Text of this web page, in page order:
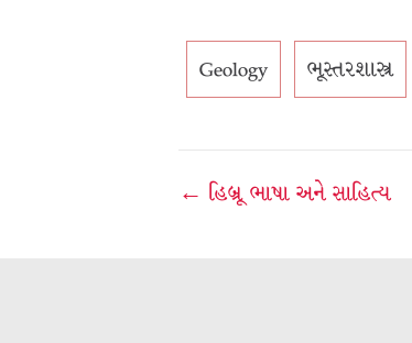
Geology ભૂસ્તરશાસ્ત્ર
Post
← હિબ્રૂ ભાષા અને સાહિત્ય